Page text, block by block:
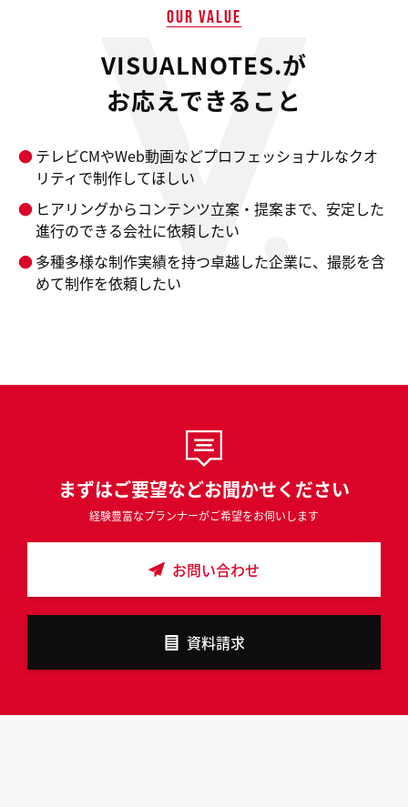
OUR VALUE
VISUALNOTES.が
お応えできること
テレビCMやWeb動画などプロフェッショナルなクオ
リティで制作してほしい
ヒアリングからコンテンツ立案・提案まで、安定した
進行のできる会社に依頼したい
多種多様な制作実績を持つ卓越した企業に、撮影を含
めて制作を依頼したい
まずはご要望などお聞かせください
経験豊富なプランナーがご希望をお伺いします
お問い合わせ
資料請求